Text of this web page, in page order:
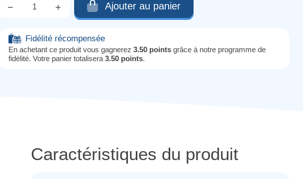
− + Ajouter au panier
Fidélité récompensée
En achetant ce produit vous gagnerez 3.50 points grâce à notre programme de
fidélité. Votre panier totalisera 3.50 points.
Caractéristiques du produit